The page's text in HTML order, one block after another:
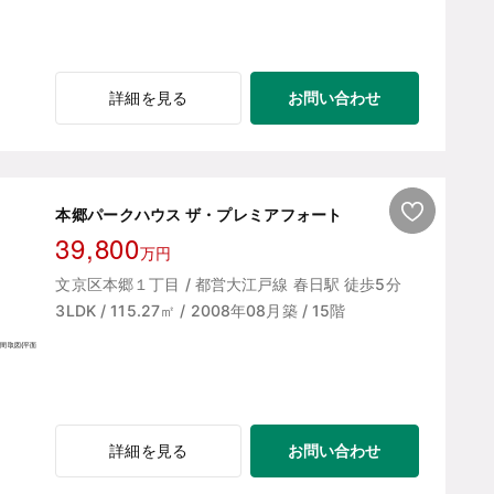
詳細を見る お問い合わせ
本郷パークハウス ザ・プレミアフォート
39,800万円
文京区本郷１丁目 / 都営大江戸線 春日駅 徒歩5分
3LDK / 115.27㎡ / 2008年08月築 / 15階
詳細を見る お問い合わせ